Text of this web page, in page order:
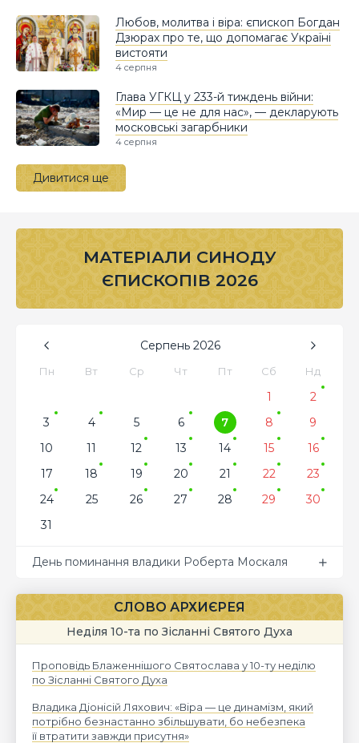
Любов, молитва і віра: єпископ Богдан
Дзюрах про те, що допомагає Україні
вистояти
4 серпня
Глава УГКЦ у 233-й тиждень війни:
«Мир — це не для нас», — декларують
московські загарбники
4 серпня
Дивитися ще
МАТЕРІАЛИ СИНОДУ
ЄПИСКОПІВ 2026
Серпень 2026
Пн Вт Ср Чт Пт Сб Нд
1
2
3
4 5 6 7 8
9
10
11 12 13 14 15
16
17
18 19 20 21 22
23
24
25 26 27 28 29
30
31
День поминання владики Роберта Москаля
СЛОВО АРХИЄРЕЯ
Неділя 10-та по Зісланні Святого Духа
Проповідь Блаженнішого Святослава у 10-ту неділю
по Зісланні Святого Духа
Владика Діонісій Ляхович: «Віра — це динамізм, який
потрібно безнастанно збільшувати, бо небезпека
її втратити завжди присутня»